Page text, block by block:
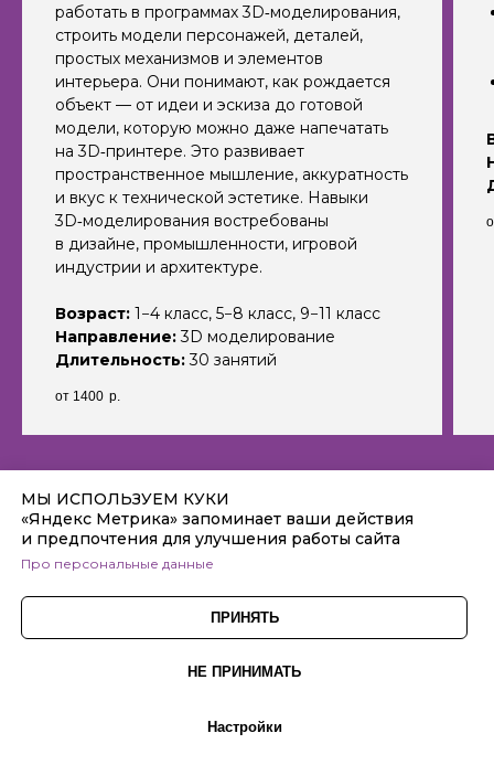
работать в программах 3D‑моделирования,
строить модели персонажей, деталей,
простых механизмов и элементов
интерьера. Они понимают, как рождается
объект — от идеи и эскиза до готовой
модели, которую можно даже напечатать
на 3D‑принтере. Это развивает
пространственное мышление, аккуратность
и вкус к технической эстетике. Навыки
3D‑моделирования востребованы
в дизайне, промышленности, игровой
индустрии и архитектуре.
Возраст: 1−4 класс, 5−8 класс, 9−11 класс
Направление:3D моделирование
Длительность:30 занятий
от 1400 р.
Санкт-Петербург, метро Дунайская
ул. Малая Бухарестская, д. 12, стр. 1
Телефон: +7 (812) 918-77-00
a@inginirium-spbfrunz.ru
МЫ ИСПОЛЬЗУЕМ КУКИ
«Яндекс Метрика» запоминает ваши действия
и предпочтения для улучшения работы сайта
Про персональные данные
ПРИНЯТЬ
НЕ ПРИНИМАТЬ
Настройки